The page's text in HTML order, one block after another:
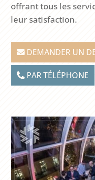
offrant tous les
leur satisfaction.
DEMANDER UN
PAR TÉLÉPHONE